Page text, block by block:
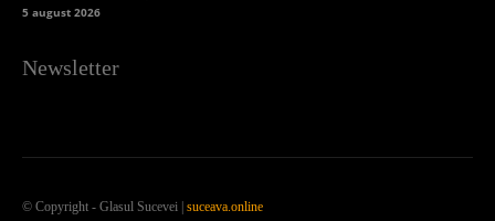
5 august 2026
Newsletter
© Copyright - Glasul Sucevei | suceava.online